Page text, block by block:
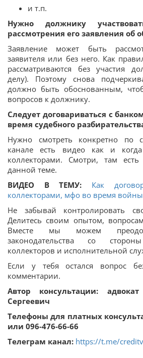
и т.п.
Нужно должнику
рассмотрения его заявления об
Заявление может быть
заявителя или без него. Как
рассматриваются без участия
делу). Поэтому снова
должно быть обоснованным,
вопросов к должнику.
Следует договариваться с
время судебного
Нужно смотреть конкретно по
канале есть видео как и когда
коллекторами. Смотри, там
данной теме.
ВИДЕО В ТЕМУ:
Как
коллекторами, мфо во время войны
Не забывай контролировать
Делитесь своим опытом,
Вместе мы можем
законодательства со
коллекторов и исполнительной
Если у тебя остался вопрос
комментарии.
Автор консультации:
Сергеевич
Телефоны для платных
или 096-476-66-66
Телеграм канал: https://t.me/